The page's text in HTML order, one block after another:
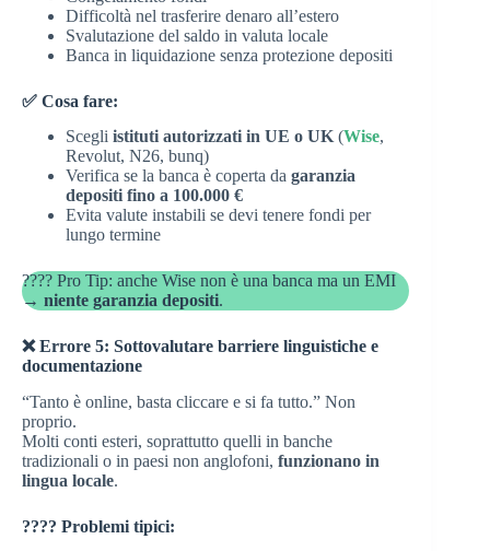
Difficoltà nel trasferire denaro all’estero
Svalutazione del saldo in valuta locale
Banca in liquidazione senza protezione depositi
✅ Cosa fare:
Scegli istituti autorizzati in UE o UK (Wise,
Revolut, N26, bunq)
Verifica se la banca è coperta da garanzia
depositi fino a 100.000 €
Evita valute instabili se devi tenere fondi per
lungo termine
???? Pro Tip: anche Wise non è una banca ma un EMI
→ niente garanzia depositi.
❌ Errore 5: Sottovalutare barriere linguistiche e
documentazione
“Tanto è online, basta cliccare e si fa tutto.” Non
proprio.
Molti conti esteri, soprattutto quelli in banche
tradizionali o in paesi non anglofoni, funzionano in
lingua locale.
???? Problemi tipici: